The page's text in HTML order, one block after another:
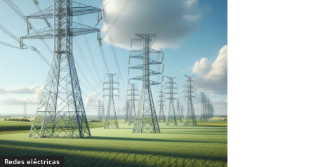
Redes eléctricas